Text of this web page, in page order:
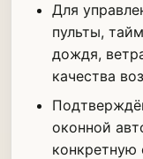
Для
пульты,
дождя,
качества
оконной
конкретную